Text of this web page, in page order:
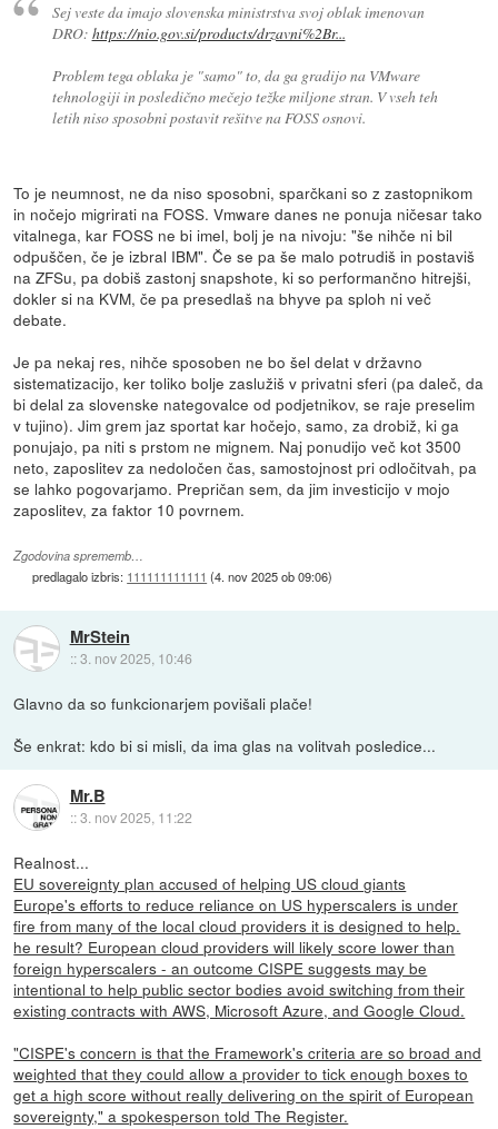
Sej veste da imajo slovenska ministrstva svoj oblak imenovan
DRO: https://nio.gov.si/products/drzavni%2Br...
Problem tega oblaka je "samo" to, da ga gradijo na VMware
tehnologiji in posledično mečejo težke miljone stran. V vseh teh
letih niso sposobni postavit rešitve na FOSS osnovi.
To je neumnost, ne da niso sposobni, sparčkani so z zastopnikom
in nočejo migrirati na FOSS. Vmware danes ne ponuja ničesar tako
vitalnega, kar FOSS ne bi imel, bolj je na nivoju: "še nihče ni bil
odpuščen, če je izbral IBM". Če se pa še malo potrudiš in postaviš
na ZFSu, pa dobiš zastonj snapshote, ki so performančno hitrejši,
dokler si na KVM, če pa presedlaš na bhyve pa sploh ni več
debate.
Je pa nekaj res, nihče sposoben ne bo šel delat v državno
sistematizacijo, ker toliko bolje zaslužiš v privatni sferi (pa daleč, da
bi delal za slovenske nategovalce od podjetnikov, se raje preselim
v tujino). Jim grem jaz sportat kar hočejo, samo, za drobiž, ki ga
ponujajo, pa niti s prstom ne mignem. Naj ponudijo več kot 3500
neto, zaposlitev za nedoločen čas, samostojnost pri odločitvah, pa
se lahko pogovarjamo. Prepričan sem, da jim investicijo v mojo
zaposlitev, za faktor 10 povrnem.
Zgodovina sprememb…
predlagalo izbris: 111111111111 (4. nov 2025 ob 09:06)
MrStein
::3. nov 2025, 10:46
Glavno da so funkcionarjem povišali plače!
Še enkrat: kdo bi si misli, da ima glas na volitvah posledice...
Mr.B
::3. nov 2025, 11:22
Realnost...
EU sovereignty plan accused of helping US cloud giants
Europe's efforts to reduce reliance on US hyperscalers is under
fire from many of the local cloud providers it is designed to help.
he result? European cloud providers will likely score lower than
foreign hyperscalers - an outcome CISPE suggests may be
intentional to help public sector bodies avoid switching from their
existing contracts with AWS, Microsoft Azure, and Google Cloud.
"CISPE's concern is that the Framework's criteria are so broad and
weighted that they could allow a provider to tick enough boxes to
get a high score without really delivering on the spirit of European
sovereignty," a spokesperson told The Register.